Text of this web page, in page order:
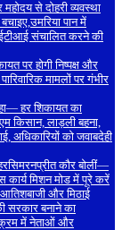
से दोहरी व्यवस्था
पान में
संचालित करने की
पर होगी निष्पक्ष और
मामलों पर गंभीर
हर शिकायत का
किसान, लाड़ली बहना,
अधिकारियों को जवाबदेही
कौर बोलीं—
कार्य मिशन मोड में पूरे करें
और मिठाई
सरकार बनाने का
में नेताओं और